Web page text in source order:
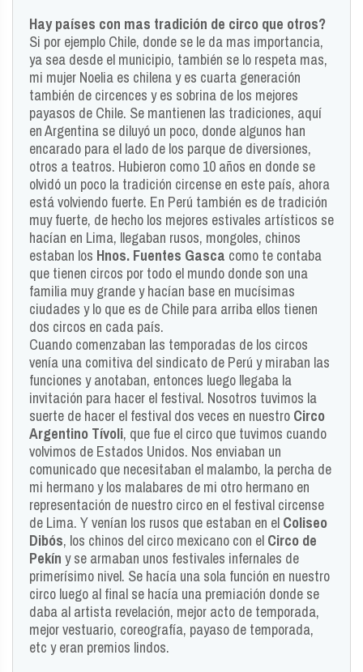
Hay países con mas tradición de circo que otros?
Si por ejemplo Chile, donde se le da mas importancia,
ya sea desde el municipio, también se lo respeta mas,
mi mujer Noelia es chilena y es cuarta generación
también de circences y es sobrina de los mejores
payasos de Chile. Se mantienen las tradiciones, aquí
en Argentina se diluyó un poco, donde algunos han
encarado para el lado de los parque de diversiones,
otros a teatros. Hubieron como 10 años en donde se
olvidó un poco la tradición circense en este país, ahora
está volviendo fuerte. En Perú también es de tradición
muy fuerte, de hecho los mejores estivales artísticos se
hacían en Lima, llegaban rusos, mongoles, chinos
estaban los Hnos. Fuentes Gasca como te contaba
que tienen circos por todo el mundo donde son una
familia muy grande y hacían base en mucísimas
ciudades y lo que es de Chile para arriba ellos tienen
dos circos en cada país.
Cuando comenzaban las temporadas de los circos
venía una comitiva del sindicato de Perú y miraban las
funciones y anotaban, entonces luego llegaba la
invitación para hacer el festival. Nosotros tuvimos la
suerte de hacer el festival dos veces en nuestro Circo
Argentino Tívoli, que fue el circo que tuvimos cuando
volvimos de Estados Unidos. Nos enviaban un
comunicado que necesitaban el malambo, la percha de
mi hermano y los malabares de mi otro hermano en
representación de nuestro circo en el festival circense
de Lima. Y venían los rusos que estaban en el Coliseo
Dibós, los chinos del circo mexicano con el Circo de
Pekín y se armaban unos festivales infernales de
primerísimo nivel. Se hacía una sola función en nuestro
circo luego al final se hacía una premiación donde se
daba al artista revelación, mejor acto de temporada,
mejor vestuario, coreografía, payaso de temporada,
etc y eran premios lindos.